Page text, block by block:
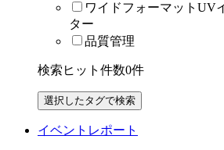
ワイドフォーマットUV
ター
品質管理
検索ヒット件数0件
イベントレポート